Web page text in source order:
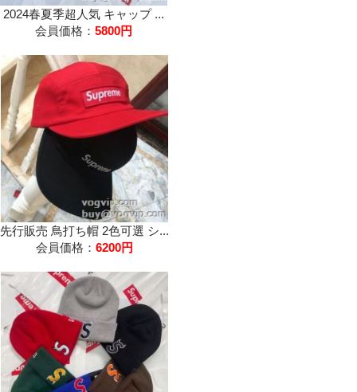
2024春夏季超人気 キャップ ...
会員価格： 5800円
先行販売 鳥打ち帽 2色可選 シ...
会員価格： 6200円